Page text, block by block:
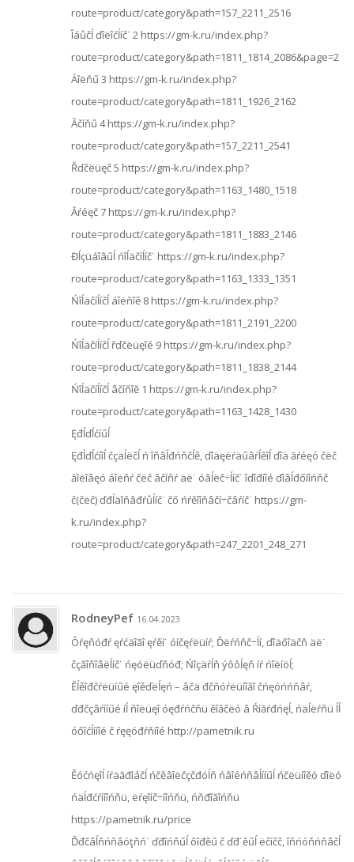
route=product/category&path=157_2211_2516
Îáůčĺ ďîëîćĺíč˙ 2 https://gm-k.ru/index.php?
route=product/category&path=1811_1814_2086&page=2
Áîëňű 3 https://gm-k.ru/index.php?
route=product/category&path=1811_1926_2162
Âčíňű 4 https://gm-k.ru/index.php?
route=product/category&path=157_2211_2541
Řďčëüęč 5 https://gm-k.ru/index.php?
route=product/category&path=1163_1480_1518
Ăŕéęč 7 https://gm-k.ru/index.php?
route=product/category&path=1811_1883_2146
Đĺçüáîâűĺ ńîĺäčíĺíč˙ https://gm-k.ru/index.php?
route=product/category&path=1163_1333_1351
Ńîĺäčíĺíčĺ áîëňîě 8 https://gm-k.ru/index.php?
route=product/category&path=1811_2191_2200
Ńîĺäčíĺíčĺ řďčëüęîé 9 https://gm-k.ru/index.php?
route=product/category&path=1811_1838_2144
Ńîĺäčíĺíčĺ âčíňîě 1 https://gm-k.ru/index.php?
route=product/category&path=1163_1428_1430
Ęđĺďĺćíűĺ
Ęđĺďĺćíîĺ čçäĺëčĺ ń îňâĺđńňčĺě, ďîäęëŕäűâŕĺěîĺ ďîä ăŕéęó čëč
ăîëîâęó áîëňŕ čëč âčíňŕ äë˙ óâĺëč÷ĺíč˙ îďîđíîé ďîâĺđőíîńňč
č(čëč) ďđĺäîňâđŕůĺíč˙ čő ńŕěîîňâčí÷čâŕíč˙ https://gm-
k.ru/index.php?
route=product/category&path=247_2201_248_271
RodneyPef 16.04.2023
Ôŕęňóđŕ ęŕćäîăî ęŕěí˙ óíčęŕëüíŕ; Ďëŕńňč÷ĺí, ďîäőîäčň äë˙
čçăîňîâëĺíč˙ ńęóëüďňóđ; Ńîçäŕĺň ýôôĺęň íŕ ńîëíöĺ;
Ěĺěîđčŕëüíűé ęîěďëĺęń – âčä đčňóŕëüíîăî čńęóńńňâŕ,
ďđčçâŕííűé íĺ ňîëüęî óęđŕńčňü ěîăčëó â Ŕíăŕđńęĺ, ńäĺëŕňü ĺĺ
óőîćĺííîé č ŕęęóđŕňíîé http://pametnik.ru
Ěóćńęîĺ íŕäăđîáčĺ ńčěâîëčçčđóĺň ńâîéńňâĺííűĺ ńčëüíîěó ďîëó
ńäĺđćŕííîńňü, ëŕęîíč÷íîńňü, ńňđîăîńňü
https://pametnik.ru/price
Ďđčâĺňńňâóţňń˙ ďđîńňűĺ ôîđěű č ďđ˙ěűĺ ëčíčč, îňńóňńňâčĺ